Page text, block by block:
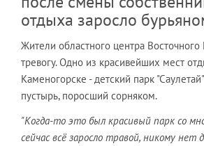
отдыха заросло
Жители областного центра Восточного
тревогу. Одно из красивейших мест
Каменогорске - детский парк
пустырь, поросший сорняком.
"Когда-то это был красивый парк со
сейчас всё заросло травой, никому нет